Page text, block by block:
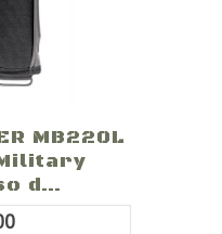
MB220L
d...